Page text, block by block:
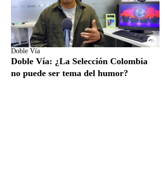
Doble Vía
Doble Vía: ¿La Selección Colombia
no puede ser tema del humor?